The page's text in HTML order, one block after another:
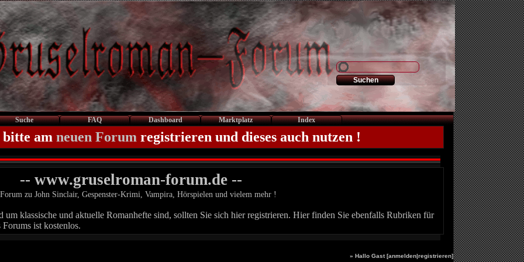
Suche FAQ Dashboard Marktplatz Index
am neuen Forum registrieren und dieses auch nutzen !
-- www.gruselroman-forum.de --
zu John Sinclair, Gespenster-Krimi, Vampira, Hörspielen und vielem mehr !
um klassische und aktuelle Romanhefte sind, sollten Sie sich hier registrieren. Hier finden Sie ebenfalls Rubriken für
ist kostenlos.
» Hallo Gast [anmelden|registrieren]